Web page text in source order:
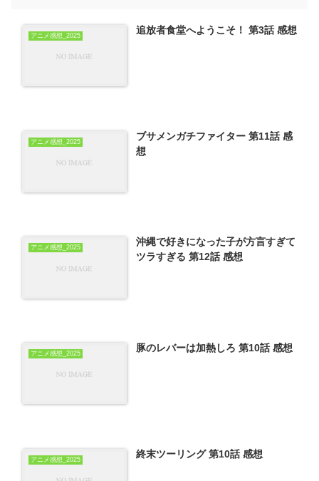
アニメ感想_2025 追放者食堂へようこそ！ 第3話 感想
アニメ感想_2025
ブサメンガチファイター 第11話 感
想
アニメ感想_2025
沖縄で好きになった子が方言すぎて
ツラすぎる 第12話 感想
アニメ感想_2025 豚のレバーは加熱しろ 第10話 感想
アニメ感想_2025 終末ツーリング 第10話 感想